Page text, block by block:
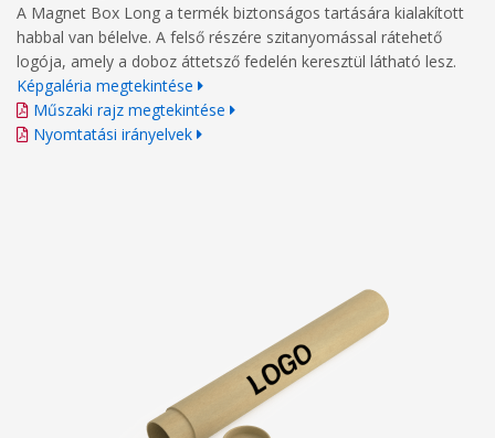
A Magnet Box Long a termék biztonságos tartására kialakított
habbal van bélelve. A felső részére szitanyomással rátehető
logója, amely a doboz áttetsző fedelén keresztül látható lesz.
Képgaléria megtekintése
Műszaki rajz megtekintése
Nyomtatási irányelvek